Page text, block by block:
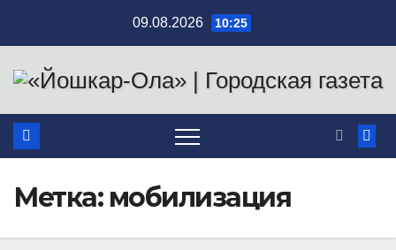
содержимому
09.08.2026 10:25
Метка: мобилизация